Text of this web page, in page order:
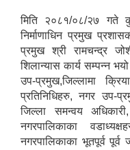
मिति २०८१/०८/२७ गते
निर्माणाधिन प्रमुख
प्रमुख श्री रामचन्द्र
शिलान्यास कार्य सम्पन्न
उप-प्रमुख,जिल्लामा
प्रतिनिधिहरु, नगर उप-
जिल्ला समन्वय
नगरपालिकाका
नगरपालिकाका भूतपूर्व पूर्व